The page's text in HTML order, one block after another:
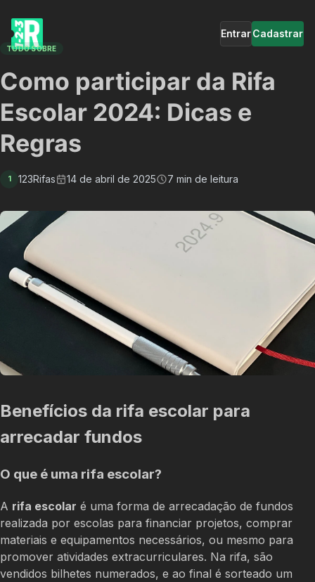
EntrarCadastrar
TUDO SOBRE
Como participar da Rifa
Escolar 2024: Dicas e
Regras
1 123Rifas 14 de abril de 2025 7 min de leitura
Benefícios da rifa escolar para
arrecadar fundos
O que é uma rifa escolar?
A rifa escolar é uma forma de arrecadação de fundos
realizada por escolas para financiar projetos, comprar
materiais e equipamentos necessários, ou mesmo para
promover atividades extracurriculares. Na rifa, são
vendidos bilhetes numerados, e ao final é sorteado um